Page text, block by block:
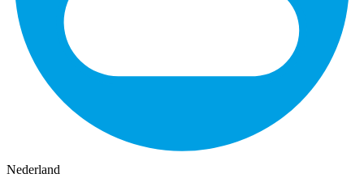
Nederland